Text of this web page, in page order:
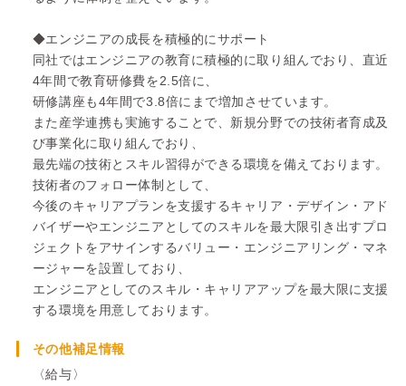
◆エンジニアの成長を積極的にサポート
同社ではエンジニアの教育に積極的に取り組んでおり、直近
4年間で教育研修費を2.5倍に、
研修講座も4年間で3.8倍にまで増加させています。
また産学連携も実施することで、新規分野での技術者育成及
び事業化に取り組んでおり、
最先端の技術とスキル習得ができる環境を備えております。
技術者のフォロー体制として、
今後のキャリアプランを支援するキャリア・デザイン・アド
バイザーやエンジニアとしてのスキルを最大限引き出すプロ
ジェクトをアサインするバリュー・エンジニアリング・マネ
ージャーを設置しており、
エンジニアとしてのスキル・キャリアアップを最大限に支援
する環境を用意しております。
その他補足情報
〈給与〉